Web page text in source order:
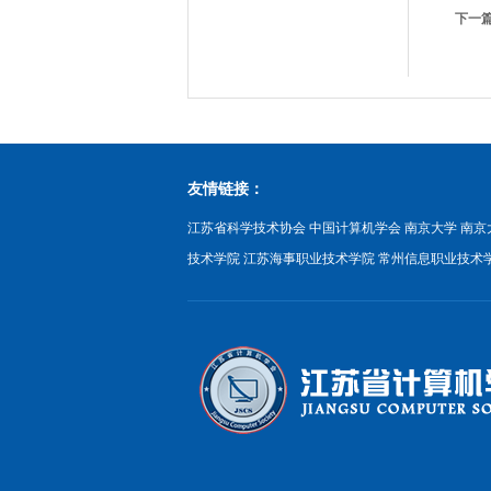
下一
友情链接：
江苏省科学技术协会 中国计算机学会 南京大学 南京
技术学院 江苏海事职业技术学院 常州信息职业技术